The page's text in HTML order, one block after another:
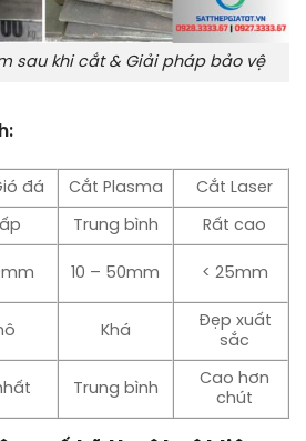
sau khi cắt & Giải pháp bảo vệ
đá Cắt Plasma Cắt Laser
Trung bình Rất cao
10 – 50mm < 25mm
Khá
Đẹp xuất
sắc
Trung bình
Cao hơn
chút